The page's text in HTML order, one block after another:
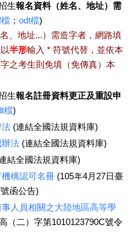
生報名資料（姓名、地址）需
檔； odt檔)
、地址...）需造字者，網路填
半形輸入 * 符號代替，並依本
之考生則免填（免傳真）本
生報名註冊資料更正及重設申
檔)
法(連結全國法規資料庫)
法(連結全國法規資料庫)
結全國法規資料庫)
構認可名冊(105年4月27日臺
函公告)
人員相關之大陸地區高等學
（二）字第1010123790C號令